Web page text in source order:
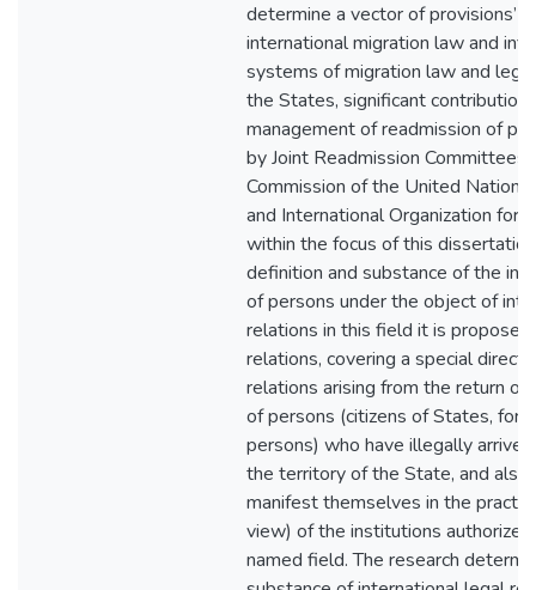
determine a vector of provisions’
international migration law and
systems of migration law and
the States, significant
management of readmission of
by Joint Readmission
Commission of the United
and International Organization for
within the focus of this
definition and substance of the
of persons under the object of
relations in this field it is
relations, covering a special
relations arising from the return
of persons (citizens of States,
persons) who have illegally
the territory of the State, and also
manifest themselves in the
view) of the institutions
named field. The research